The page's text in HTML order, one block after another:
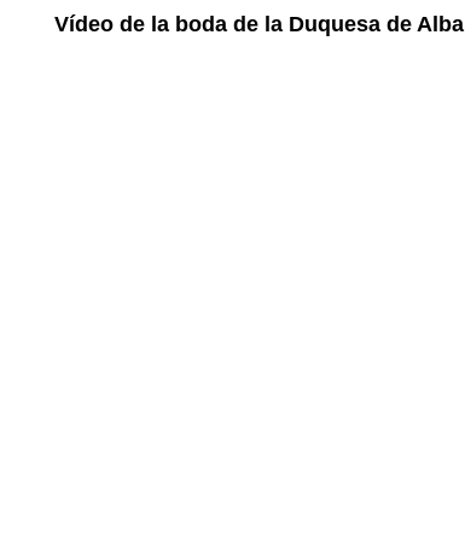
Vídeo de la boda de la Duquesa de Alba